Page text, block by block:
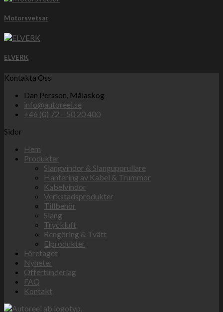
Motorsvetsar
ELVERK
Kontakta Oss
Dan Persson, Målaskog
info@autoreel.se
+46 (0) 72 – 50 20 400
Sidor
Hem
Produkter
Slangvindor & Slangupprullare
Hantering av Kabel & Trummor
Kabelvindor
Verkstadsprodukter
Tillbehör
Slang
Tryckluft
Rengöring & Tvätt
Elprodukter
Företaget
Nyheter
Offertunderlag
FAQ
Kontakt